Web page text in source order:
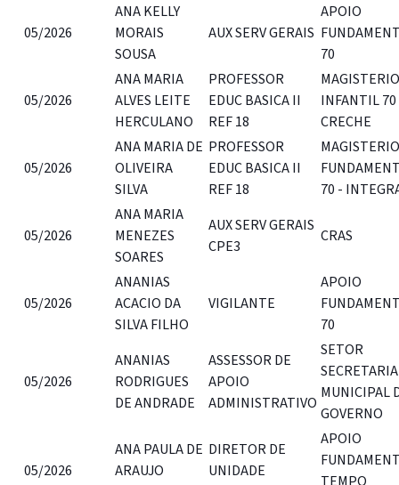
05/2026
ANA KELLY
MORAIS
SOUSA
AUX SERV GERAIS
APOIO
70
05/2026
ANA MARIA
ALVES LEITE
HERCULANO
PROFESSOR
EDUC BASICA II
REF 18
MAGISTERIO
INFANTIL 70
CRECHE
05/2026
ANA MARIA DE
OLIVEIRA
SILVA
PROFESSOR
EDUC BASICA II
REF 18
MAGISTERIO
70 -
05/2026
ANA MARIA
MENEZES
SOARES
AUX SERV GERAIS
CPE3
CRAS
05/2026
ANANIAS
ACACIO DA
SILVA FILHO
VIGILANTE
APOIO
70
05/2026
ANANIAS
RODRIGUES
DE ANDRADE
ASSESSOR DE
APOIO
ADMINISTRATIVO
SETOR
SECRETARIA
MUNICIPAL
GOVERNO
05/2026
ANA PAULA DE
ARAUJO
DIRETOR DE
UNIDADE
APOIO